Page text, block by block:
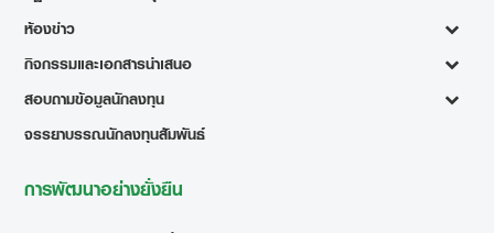
ห้องข่าว
กิจกรรมและเอกสารนำเสนอ
สอบถามข้อมูลนักลงทุน
จรรยาบรรณนักลงทุนสัมพันธ์
การพัฒนาอย่างยั่งยืน